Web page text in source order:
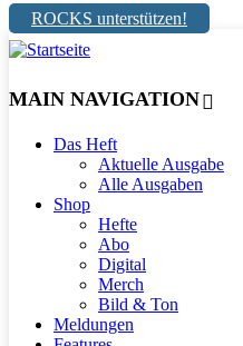
ROCKS unterstützen!
MAIN NAVIGATION
Das Heft
Aktuelle Ausgabe
Alle Ausgaben
Shop
Hefte
Abo
Digital
Merch
Bild & Ton
Meldungen